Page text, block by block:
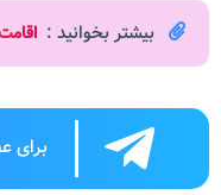
بیشتر بخوانید :
برای